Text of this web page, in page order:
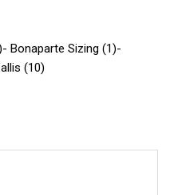
Bonaparte Sizing (1)-
(10)